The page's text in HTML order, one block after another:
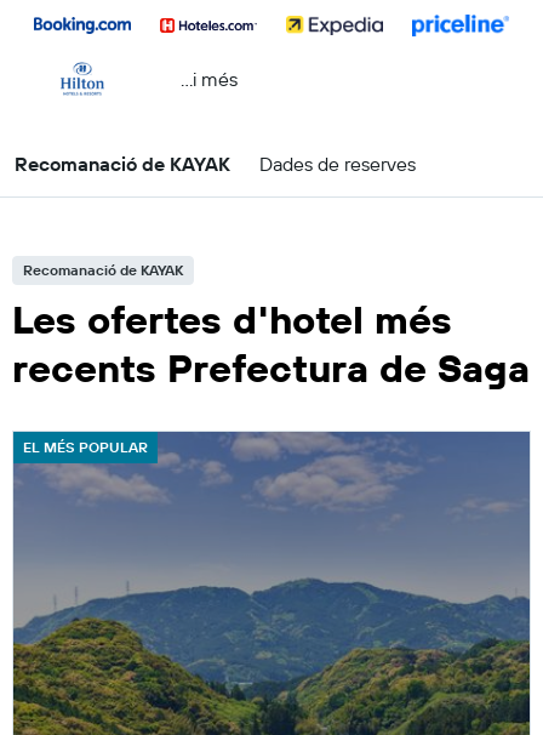
...i més
Recomanació de KAYAK Dades de reserves
Recomanació de KAYAK
Les ofertes d'hotel més
recents Prefectura de Saga
EL MÉS POPULAR